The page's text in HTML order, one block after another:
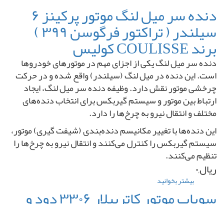
دنده سر میل لنگ موتور پرکینز ۶
سیلندر ( تراکتور فرگوسن ۳۹۹ )
برند COULISSE کولیس
دنده سر میل لنگ یکی از اجزای مهم در موتورهای خودروها
است. این دنده در میل لنگ (سیلندر) واقع شده و در حرکت
چرخشی موتور نقش دارد. وظیفه دنده سر میل لنگ، ایجاد
ارتباط بین موتور و سیستم گیربکس برای انتخاب دنده‌های
مختلف و انتقال نیرو به چرخ‌ها را دارد.
این دنده‌ها با تغییر مکانیسم دنده‌بندی (شیفت گیری) موتور،
سیستم گیربکس را کنترل می‌کنند و انتقال نیرو به چرخ‌ها را
تنظیم می‌کنند.
ریال,۰
بیشتر بخوانید
سر